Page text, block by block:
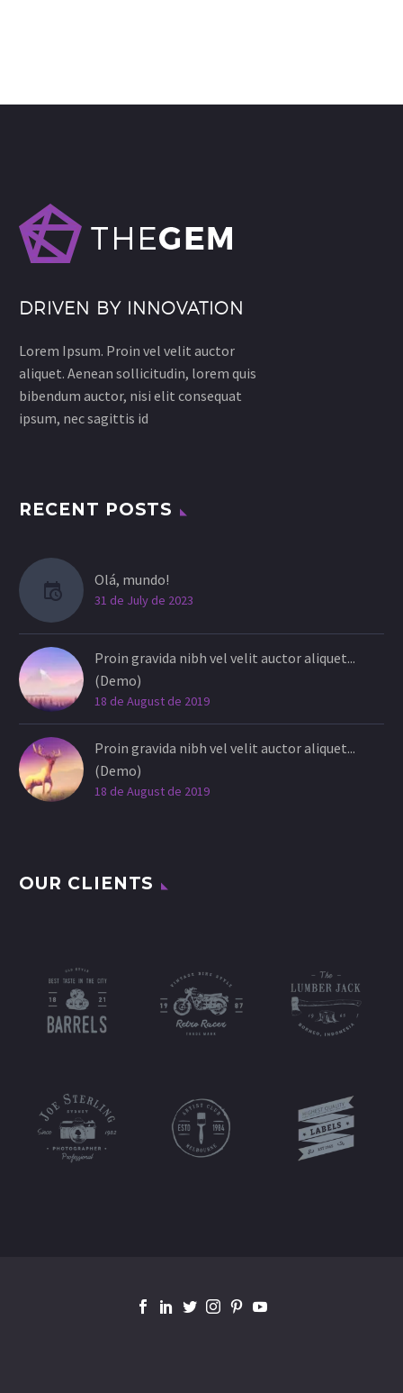
DRIVEN BY INNOVATION
Lorem Ipsum. Proin vel velit auctor
aliquet. Aenean sollicitudin, lorem quis
bibendum auctor, nisi elit consequat
ipsum, nec sagittis id
RECENT POSTS
Olá, mundo!
31 de July de 2023
Proin gravida nibh vel velit auctor aliquet...
(Demo)
18 de August de 2019
Proin gravida nibh vel velit auctor aliquet...
(Demo)
18 de August de 2019
OUR CLIENTS